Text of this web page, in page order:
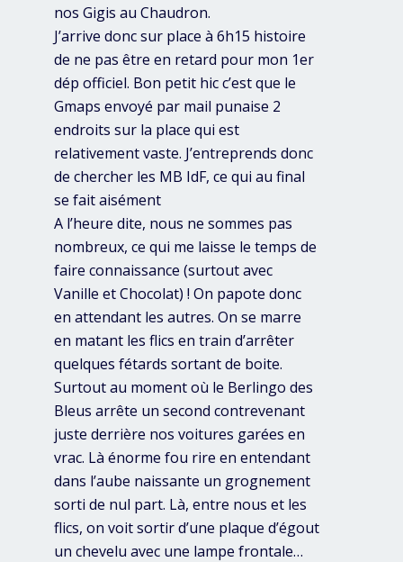
nos Gigis au Chaudron.
J’arrive donc sur place à 6h15 histoire
de ne pas être en retard pour mon 1er
dép officiel. Bon petit hic c’est que le
Gmaps envoyé par mail punaise 2
endroits sur la place qui est
relativement vaste. J’entreprends donc
de chercher les MB IdF, ce qui au final
se fait aisément
A l’heure dite, nous ne sommes pas
nombreux, ce qui me laisse le temps de
faire connaissance (surtout avec
Vanille et Chocolat) ! On papote donc
en attendant les autres. On se marre
en matant les flics en train d’arrêter
quelques fétards sortant de boite.
Surtout au moment où le Berlingo des
Bleus arrête un second contrevenant
juste derrière nos voitures garées en
vrac. Là énorme fou rire en entendant
dans l’aube naissante un grognement
sorti de nul part. Là, entre nous et les
flics, on voit sortir d’une plaque d’égout
un chevelu avec une lampe frontale…